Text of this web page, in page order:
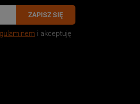
ZAPISZ SIĘ
i akceptuję